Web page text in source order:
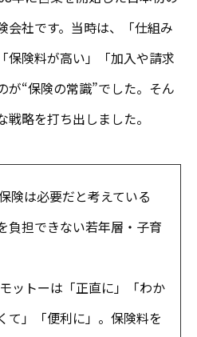
会社です。当時は、「仕組み
保険料が高い」「加入や請求
が“保険の常識”でした。そん
略を打ち出しました。
険は必要だと考えている
負担できない若年層・子育
モットーは「正直に」「わか
て」「便利に」。保険料を